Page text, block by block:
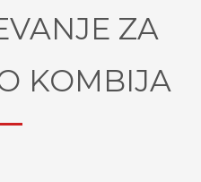
ZA
KOMBIJA